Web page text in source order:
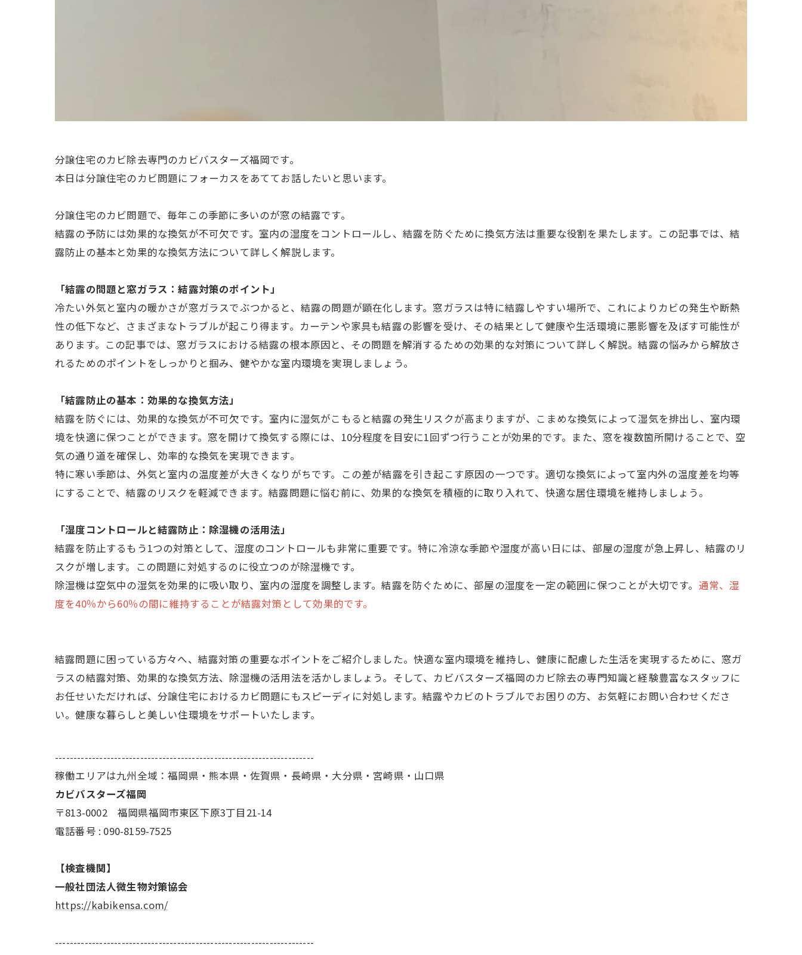
分譲住宅のカビ除去専門のカビバスターズ福岡です。
本日は分譲住宅のカビ問題にフォーカスをあててお話したいと思います。
分譲住宅のカビ問題で、毎年この季節に多いのが窓の結露です。
結露の予防には効果的な換気が不可欠です。室内の湿度をコントロールし、結露を防ぐために換気方法は重要な役割を果たします。この記事では、結
露防止の基本と効果的な換気方法について詳しく解説します。
「結露の問題と窓ガラス：結露対策のポイント」
冷たい外気と室内の暖かさが窓ガラスでぶつかると、結露の問題が顕在化します。窓ガラスは特に結露しやすい場所で、これによりカビの発生や断熱
性の低下など、さまざまなトラブルが起こり得ます。カーテンや家具も結露の影響を受け、その結果として健康や生活環境に悪影響を及ぼす可能性が
あります。この記事では、窓ガラスにおける結露の根本原因と、その問題を解消するための効果的な対策について詳しく解説。結露の悩みから解放さ
れるためのポイントをしっかりと掴み、健やかな室内環境を実現しましょう。
「結露防止の基本：効果的な換気方法」
結露を防ぐには、効果的な換気が不可欠です。室内に湿気がこもると結露の発生リスクが高まりますが、こまめな換気によって湿気を排出し、室内環
境を快適に保つことができます。窓を開けて換気する際には、10分程度を目安に1回ずつ行うことが効果的です。また、窓を複数箇所開けることで、空
気の通り道を確保し、効率的な換気を実現できます。
特に寒い季節は、外気と室内の温度差が大きくなりがちです。この差が結露を引き起こす原因の一つです。適切な換気によって室内外の温度差を均等
にすることで、結露のリスクを軽減できます。結露問題に悩む前に、効果的な換気を積極的に取り入れて、快適な居住環境を維持しましょう。
「湿度コントロールと結露防止：除湿機の活用法」
結露を防止するもう1つの対策として、湿度のコントロールも非常に重要です。特に冷涼な季節や湿度が高い日には、部屋の湿度が急上昇し、結露のリ
スクが増します。この問題に対処するのに役立つのが除湿機です。
除湿機は空気中の湿気を効果的に吸い取り、室内の湿度を調整します。結露を防ぐために、部屋の湿度を一定の範囲に保つことが大切です。 通常、湿
度を40％から60％の間に維持することが結露対策として効果的です。
結露問題に困っている方々へ、結露対策の重要なポイントをご紹介しました。快適な室内環境を維持し、健康に配慮した生活を実現するために、窓ガ
ラスの結露対策、効果的な換気方法、除湿機の活用法を活かしましょう。そして、カビバスターズ福岡のカビ除去の専門知識と経験豊富なスタッフに
お任せいただければ、分譲住宅におけるカビ問題にもスピーディに対処します。結露やカビのトラブルでお困りの方、お気軽にお問い合わせくださ
い。健康な暮らしと美しい住環境をサポートいたします。
----------------------------------------------------------------------
稼働エリアは九州全域：福岡県・熊本県・佐賀県・長崎県・大分県・宮崎県・山口県
カビバスターズ福岡
〒813-0002 福岡県福岡市東区下原3丁目21-14
電話番号 : 090-8159-7525
【検査機関】
一般社団法人微生物対策協会
https://kabikensa.com/
----------------------------------------------------------------------